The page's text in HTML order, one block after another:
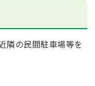
隣の民間駐車場等を